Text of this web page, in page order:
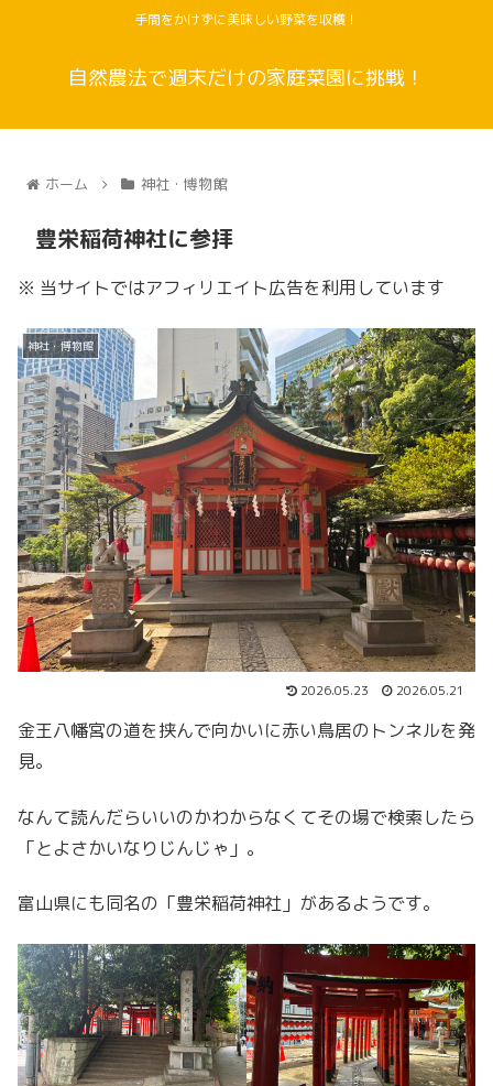
手間をかけずに美味しい野菜を収穫！
自然農法で週末だけの家庭菜園に挑戦！
ホーム 神社・博物館
豊栄稲荷神社に参拝
※ 当サイトではアフィリエイト広告を利用しています
神社・博物館
2026.05.23 2026.05.21
金王八幡宮の道を挟んで向かいに赤い鳥居のトンネルを発
見。
なんて読んだらいいのかわからなくてその場で検索したら
「とよさかいなりじんじゃ」。
富山県にも同名の「豊栄稲荷神社」があるようです。